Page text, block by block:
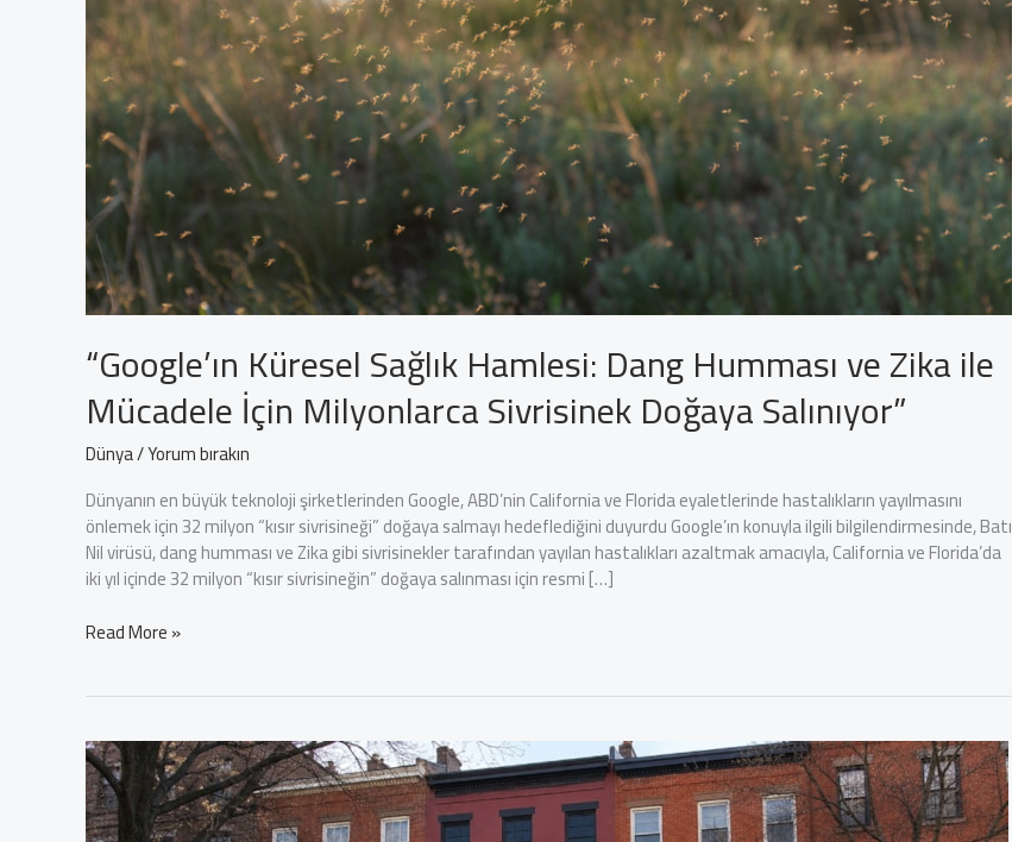
“Google’ın Küresel Sağlık Hamlesi: Dang Humması ve Zika ile
Mücadele İçin Milyonlarca Sivrisinek Doğaya Salınıyor”
Dünya/Yorum bırakın
Dünyanın en büyük teknoloji şirketlerinden Google, ABD’nin California ve Florida eyaletlerinde hastalıkların yayılmasını
önlemek için 32 milyon “kısır sivrisineği” doğaya salmayı hedeflediğini duyurdu Google’ın konuyla ilgili bilgilendirmesinde, Batı
Nil virüsü, dang humması ve Zika gibi sivrisinekler tarafından yayılan hastalıkları azaltmak amacıyla, California ve Florida’da
iki yıl içinde 32 milyon “kısır sivrisineğin” doğaya salınması için resmi […]
“Google’ın
Hamlesi:
Dang
Humması
ve
Zika
Read More »